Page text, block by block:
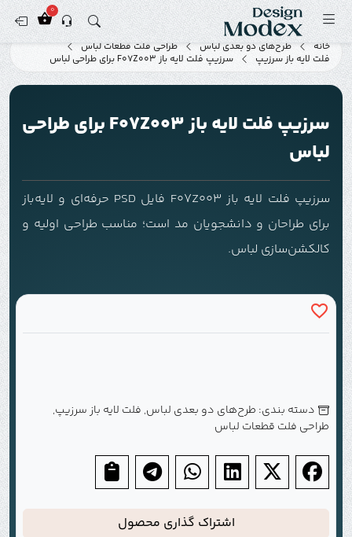
0
خانه طرح‌های دو بعدی لباس
طراحی فلت قطعات لباس
فلت لایه باز سرزیپ
سرزیپ فلت لایه باز F07Z003 برای طراحی لباس
سرزیپ فلت لایه باز F07Z003 برای طراحی
لباس
سرزیپ فلت لایه باز F07Z003 فایل PSD حرفه‌ای و لایه‌باز
برای طراحان و دانشجویان مد است؛ مناسب طراحی اولیه و
کالکشن‌سازی لباس.
دسته بندی: طرح‌های دو بعدی لباس, فلت لایه باز سرزیپ,
طراحی فلت قطعات لباس
اشتراک گذاری محصول